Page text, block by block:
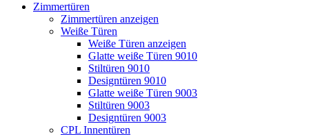
Zimmertüren
Zimmertüren anzeigen
Weiße Türen
Weiße Türen anzeigen
Glatte weiße Türen 9010
Stiltüren 9010
Designtüren 9010
Glatte weiße Türen 9003
Stiltüren 9003
Designtüren 9003
CPL Innentüren